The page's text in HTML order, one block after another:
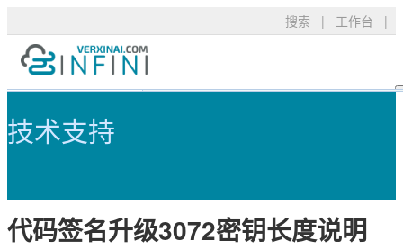
搜索 | 工作台
|
GeoTrust
技术支持
安装部署
登录
技术支持
代码签名升级3072密钥长度说明